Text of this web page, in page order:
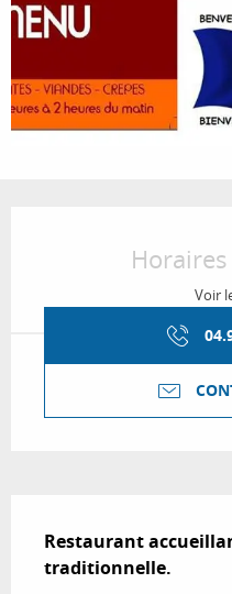
Voir
Restaurant
traditionnelle.